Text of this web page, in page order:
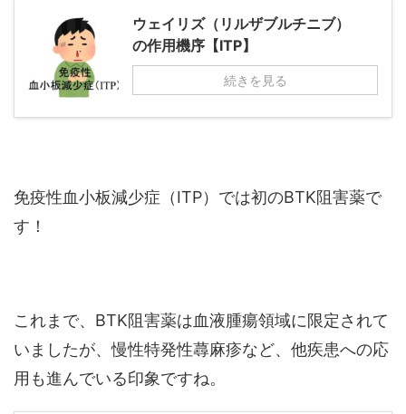
ウェイリズ（リルザブルチニブ）
の作用機序【ITP】
続きを見る
免疫性血小板減少症（ITP）では初のBTK阻害薬で
す！
これまで、BTK阻害薬は血液腫瘍領域に限定されて
いましたが、慢性特発性蕁麻疹など、他疾患への応
用も進んでいる印象ですね。